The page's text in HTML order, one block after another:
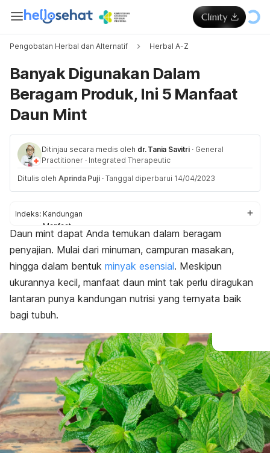
Pengobatan Herbal dan Alternatif Herbal A-Z
Banyak Digunakan Dalam
Beragam Produk, Ini 5 Manfaat
Daun Mint
Ditinjau secara medis oleh dr. Tania Savitri · General
Practitioner · Integrated Therapeutic
Ditulis oleh Aprinda Puji · Tanggal diperbarui 14/04/2023
Indeks: Kandungan
Manfaat
Tips konsumsi
Daun mint dapat Anda temukan dalam beragam
penyajian. Mulai dari minuman, campuran masakan,
hingga dalam bentuk minyak esensial. Meskipun
ukurannya kecil, manfaat daun mint tak perlu diragukan
lantaran punya kandungan nutrisi yang ternyata baik
bagi tubuh.